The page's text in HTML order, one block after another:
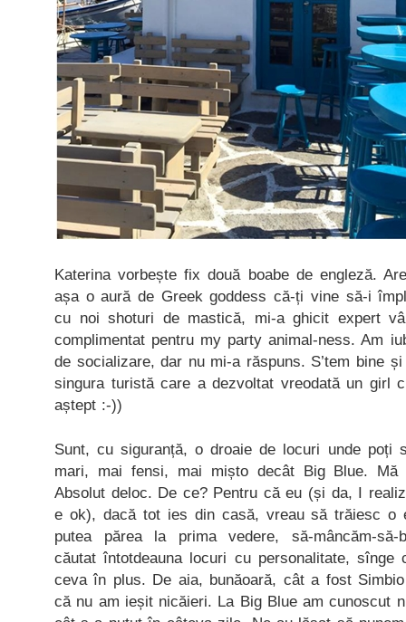
Katerina vorbește fix două boabe de engleză.
așa o aură de Greek goddess că-ți vine să-i
cu noi shoturi de mastică, mi-a ghicit expert
complimentat pentru my party animal-ness. Am
de socializare, dar nu mi-a răspuns. S’tem bine
singura turistă care a dezvoltat vreodată un girl
aștept :-))
Sunt, cu siguranță, o droaie de locuri unde poți
mari, mai fensi, mai mișto decât Big Blue. Mă
Absolut deloc. De ce? Pentru că eu (și da, I
e ok), dacă tot ies din casă, vreau să trăiesc o
putea părea la prima vedere, să-mâncăm-să-
căutat întotdeauna locuri cu personalitate,
ceva în plus. De aia, bunăoară, cât a fost
că nu am ieșit nicăieri. La Big Blue am cunoscut